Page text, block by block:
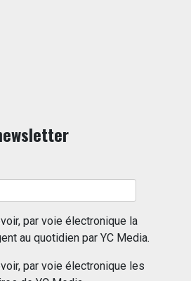
par voie électronique la
au quotidien par YC Media.
par voie électronique les